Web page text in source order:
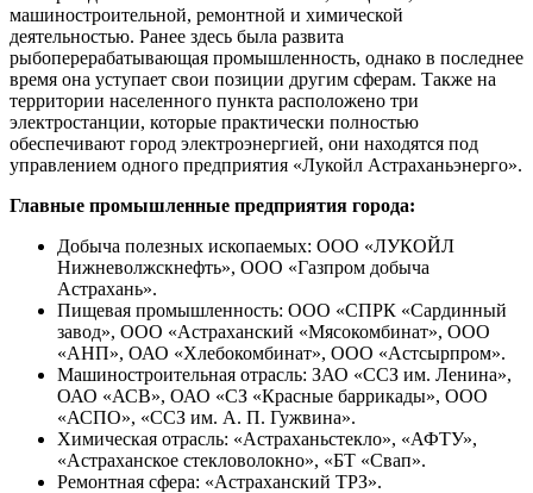
машиностроительной, ремонтной и химической
деятельностью. Ранее здесь была развита
рыбоперерабатывающая промышленность, однако в последнее
время она уступает свои позиции другим сферам. Также на
территории населенного пункта расположено три
электростанции, которые практически полностью
обеспечивают город электроэнергией, они находятся под
управлением одного предприятия «Лукойл Астраханьэнерго».
Главные промышленные предприятия города:
Добыча полезных ископаемых: ООО «ЛУКОЙЛ
Нижневолжскнефть», ООО «Газпром добыча
Астрахань».
Пищевая промышленность: ООО «СПРК «Сардинный
завод», ООО «Астраханский «Мясокомбинат», ООО
«АНП», ОАО «Хлебокомбинат», ООО «Астсырпром».
Машиностроительная отрасль: ЗАО «ССЗ им. Ленина»,
ОАО «АСВ», ОАО «СЗ «Красные баррикады», ООО
«АСПО», «ССЗ им. А. П. Гужвина».
Химическая отрасль: «Астраханьстекло», «АФТУ»,
«Астраханское стекловолокно», «БТ «Свап».
Ремонтная сфера: «Астраханский ТРЗ».